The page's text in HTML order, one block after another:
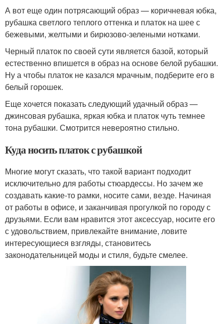
А вот еще один потрясающий образ — коричневая юбка,
рубашка светлого теплого оттенка и платок на шее с
бежевыми, желтыми и бирюзово-зелеными нотками.
Черный платок по своей сути является базой, который
естественно впишется в образ на основе белой рубашки.
Ну а чтобы платок не казался мрачным, подберите его в
белый горошек.
Еще хочется показать следующий удачный образ —
джинсовая рубашка, яркая юбка и платок чуть темнее
тона рубашки. Смотрится невероятно стильно.
Куда носить платок с рубашкой
Многие могут сказать, что такой вариант подходит
исключительно для работы стюардессы. Но зачем же
создавать какие-то рамки, носите сами, везде. Начиная
от работы в офисе, и заканчивая прогулкой по городу с
друзьями. Если вам нравится этот аксессуар, носите его
с удовольствием, привлекайте внимание, ловите
интересующиеся взгляды, становитесь
законодательницей моды и стиля, будьте смелее.